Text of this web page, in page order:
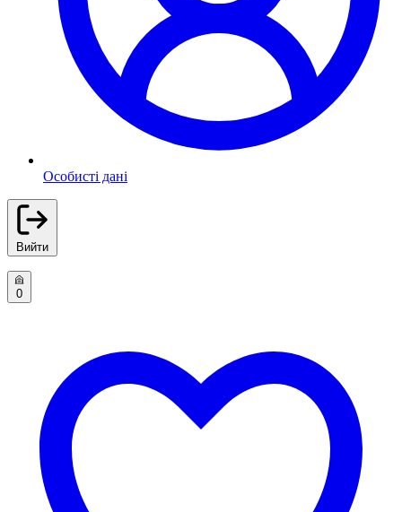
Особисті дані
Вийти
0